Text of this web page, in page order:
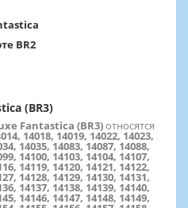
BR2
(BR3)
Fantastica (BR3)относятся
14018, 14019, 14022, 14023,
14035, 14083, 14087, 14088,
14100, 14103, 14104, 14107,
14119, 14120, 14121, 14122,
14128, 14129, 14130, 14131,
14137, 14138, 14139, 14140,
14146, 14147, 14148, 14149,